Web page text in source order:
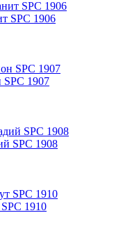
SPC 1906
1907
SPC 1908
1910